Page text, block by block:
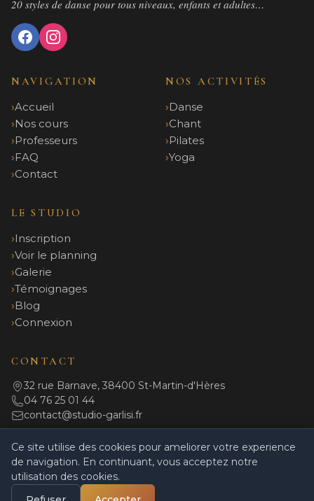
20 styles de danse pour tous niveaux, enfants et adultes…
NAVIGATION
Accueil
Nos cours
Professeurs
FAQ
Contact
NOS ACTIVITÉS
Danse
Chant
Pilates
Yoga
LE STUDIO
Inscription
Voir le planning
Galerie
Témoignages
Blog
Connexion
CONTACT
32 rue Barnave, 38400 St-Martin-d'Hères
04 76 25 01 44
contact@studio-garlisi.fr
© 2026 Studio Garlisi. Tous droits réservés.
Mentions légales|Politique de confidentialité
Règlement intérieur
Ce site utilise des cookies pour ameliorer votre experience
de navigation. En continuant, vous acceptez notre
utilisation des cookies.